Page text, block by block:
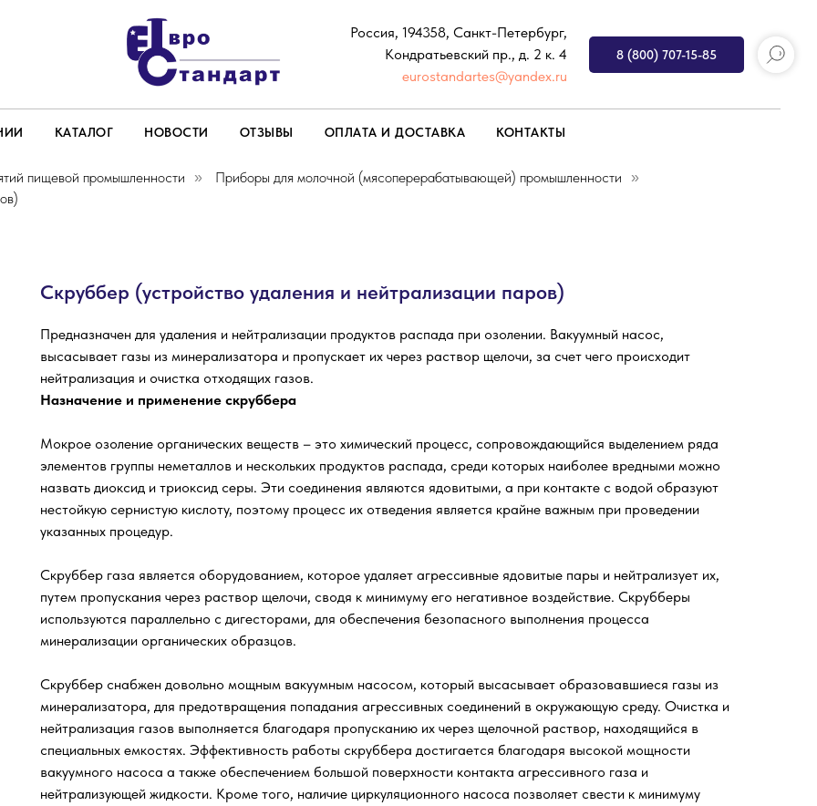
Россия, 194358, Санкт-Петербург,
Кондратьевский пр., д. 2 к. 4
eurostandartes@yandex.ru
8 (800) 707-15-85
КАТАЛОГ НОВОСТИ ОТЗЫВЫ ОПЛАТА И ДОСТАВКА КОНТАКТЫ
пищевой промышленности » Приборы для молочной (мясоперерабатывающей) промышленности »
Скруббер (устройство удаления и нейтрализации паров)
Предназначен для удаления и нейтрализации продуктов распада при озолении. Вакуумный насос,
высасывает газы из минерализатора и пропускает их через раствор щелочи, за счет чего происходит
нейтрализация и очистка отходящих газов.
Назначение и применение скруббера
Мокрое озоление органических веществ – это химический процесс, сопровождающийся выделением ряда
элементов группы неметаллов и нескольких продуктов распада, среди которых наиболее вредными можно
назвать диоксид и триоксид серы. Эти соединения являются ядовитыми, а при контакте с водой образуют
нестойкую сернистую кислоту, поэтому процесс их отведения является крайне важным при проведении
указанных процедур.
Скруббер газа является оборудованием, которое удаляет агрессивные ядовитые пары и нейтрализует их,
путем пропускания через раствор щелочи, сводя к минимуму его негативное воздействие. Скрубберы
используются параллельно с дигесторами, для обеспечения безопасного выполнения процесса
минерализации органических образцов.
Скруббер снабжен довольно мощным вакуумным насосом, который высасывает образовавшиеся газы из
минерализатора, для предотвращения попадания агрессивных соединений в окружающую среду. Очистка и
нейтрализация газов выполняется благодаря пропусканию их через щелочной раствор, находящийся в
специальных емкостях. Эффективность работы скруббера достигается благодаря высокой мощности
вакуумного насоса а также обеспечением большой поверхности контакта агрессивного газа и
нейтрализующей жидкости. Кроме того, наличие циркуляционного насоса позволяет свести к минимуму